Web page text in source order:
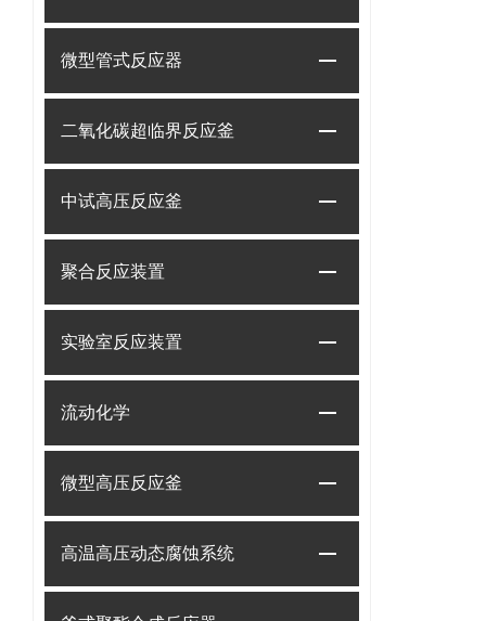
微型管式反应器
二氧化碳超临界反应釜
中试高压反应釜
聚合反应装置
实验室反应装置
流动化学
微型高压反应釜
高温高压动态腐蚀系统